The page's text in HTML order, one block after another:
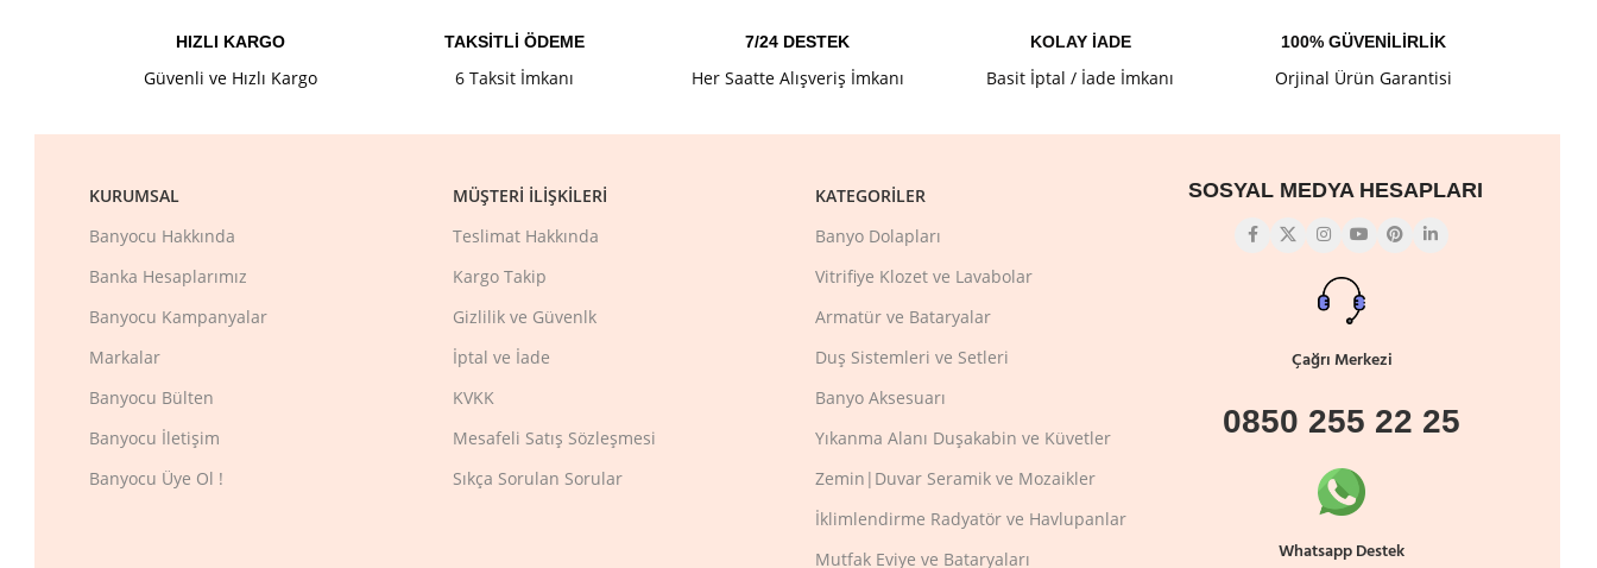
HIZLI KARGO
Güvenli ve Hızlı Kargo
TAKSİTLİ ÖDEME
6 Taksit İmkanı
7/24 DESTEK
Her Saatte Alışveriş İmkanı
KOLAY İADE
Basit İptal / İade İmkanı
100% GÜVENİLİRLİK
Orjinal Ürün Garantisi
KURUMSAL
Banyocu Hakkında
Banka Hesaplarımız
Banyocu Kampanyalar
Markalar
Banyocu Bülten
Banyocu İletişim
Banyocu Üye Ol !
MÜŞTERI İLIŞKILERI
Teslimat Hakkında
Kargo Takip
Gizlilik ve Güvenlk
İptal ve İade
KVKK
Mesafeli Satış Sözleşmesi
Sıkça Sorulan Sorular
KATEGORILER
Banyo Dolapları
Vitrifiye Klozet ve Lavabolar
Armatür ve Bataryalar
Duş Sistemleri ve Setleri
Banyo Aksesuarı
Yıkanma Alanı Duşakabin ve Küvetler
Zemin|Duvar Seramik ve Mozaikler
İklimlendirme Radyatör ve Havlupanlar
Mutfak Eviye ve Bataryaları
SOSYAL MEDYA HESAPLARI
Çağrı Merkezi
0850 255 22 25
Whatsapp Destek